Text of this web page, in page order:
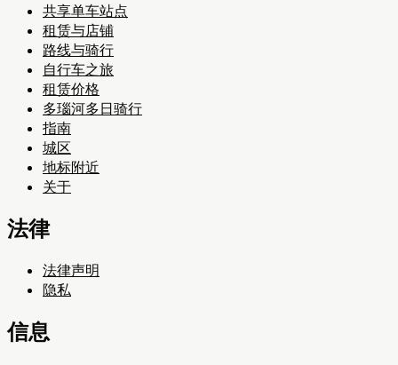
共享单车站点
租赁与店铺
路线与骑行
自行车之旅
租赁价格
多瑙河多日骑行
指南
城区
地标附近
关于
法律
法律声明
隐私
信息